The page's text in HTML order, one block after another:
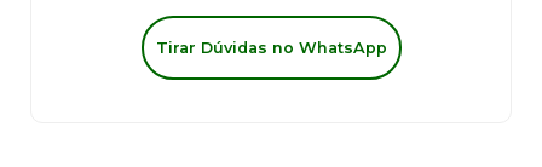
Tirar Dúvidas no WhatsApp